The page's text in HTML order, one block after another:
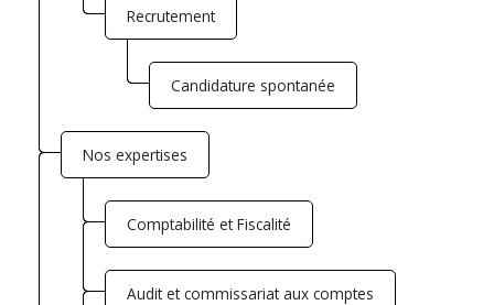
Recrutement
Candidature spontanée
Nos expertises
Comptabilité et Fiscalité
Audit et commissariat aux comptes